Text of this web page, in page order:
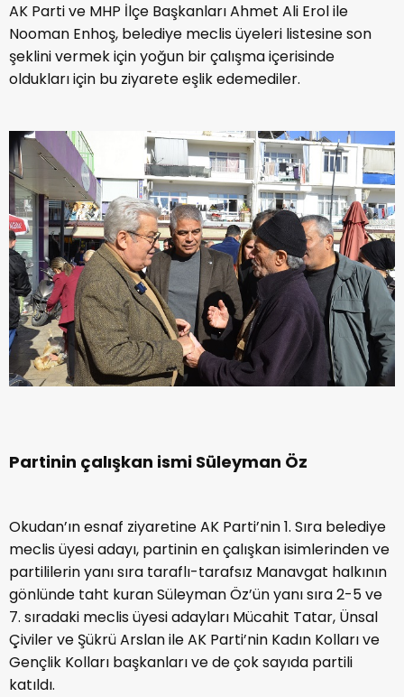
AK Parti ve MHP İlçe Başkanları Ahmet Ali Erol ile
Nooman Enhoş, belediye meclis üyeleri listesine son
şeklini vermek için yoğun bir çalışma içerisinde
oldukları için bu ziyarete eşlik edemediler.
Partinin çalışkan ismi Süleyman Öz
Okudan’ın esnaf ziyaretine AK Parti’nin 1. Sıra belediye
meclis üyesi adayı, partinin en çalışkan isimlerinden ve
partililerin yanı sıra taraflı-tarafsız Manavgat halkının
gönlünde taht kuran Süleyman Öz’ün yanı sıra 2-5 ve
7. sıradaki meclis üyesi adayları Mücahit Tatar, Ünsal
Çiviler ve Şükrü Arslan ile AK Parti’nin Kadın Kolları ve
Gençlik Kolları başkanları ve de çok sayıda partili
katıldı.